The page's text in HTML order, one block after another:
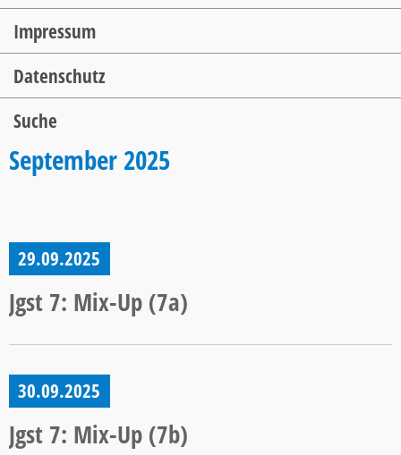
Impressum
Datenschutz
Suche
September 2025
29.09.2025
Jgst 7: Mix-Up (7a)
30.09.2025
Jgst 7: Mix-Up (7b)